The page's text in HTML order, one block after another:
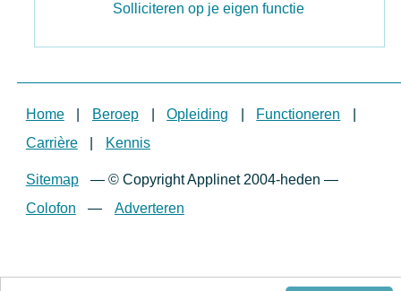
Solliciteren op je eigen functie
Home Beroep Opleiding Functioneren
Carrière
Kennis
Sitemap —© Copyright Applinet 2004-heden—
Colofon
— Adverteren